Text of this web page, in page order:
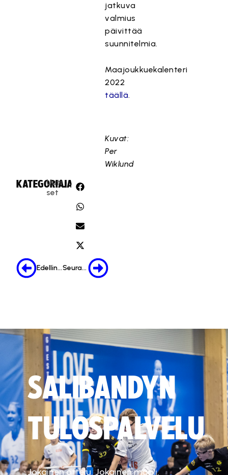
jatkuva
valmius
päivittää
suunnitelmia.
Maajoukkuekalenteri
2022
täällä.
Kuvat:
Per
Wiklund
KATEGORIA:
Uuti
set
JAA:
Edellinen Seuraava
SALIBANDYN
TULOSPALVELU
Jokainen ottelu. Jokainen maali.